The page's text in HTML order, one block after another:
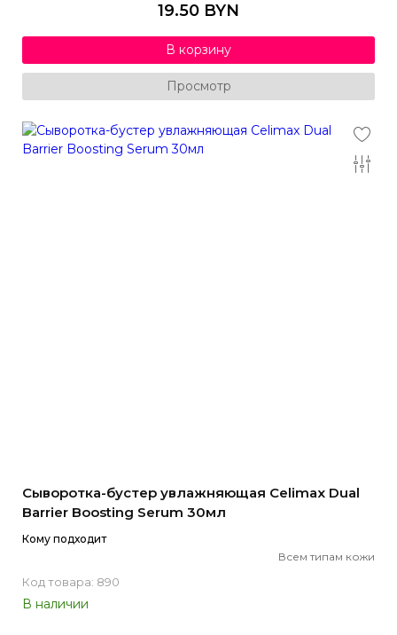
19.50 BYN
В корзину
Просмотр
Сыворотка-бустер увлажняющая Celimax Dual
Barrier Boosting Serum 30мл
Кому подходит
Всем типам кожи
Код товара: 890
В наличии